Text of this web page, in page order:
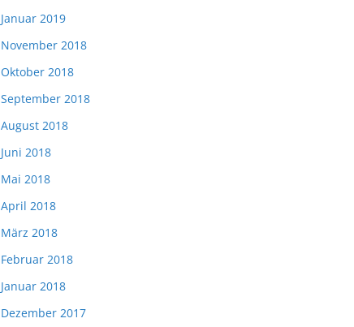
Januar 2019
November 2018
Oktober 2018
September 2018
August 2018
Juni 2018
Mai 2018
April 2018
März 2018
Februar 2018
Januar 2018
Dezember 2017